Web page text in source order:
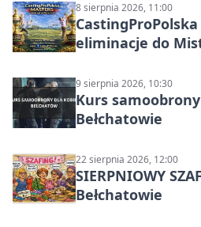
8 sierpnia 2026, 11:00
eliminacje do
9 sierpnia 2026, 10:30
Kurs
Bełchatowie
22 sierpnia 2026, 12:00
SIERPNIOWY
Bełchatowie